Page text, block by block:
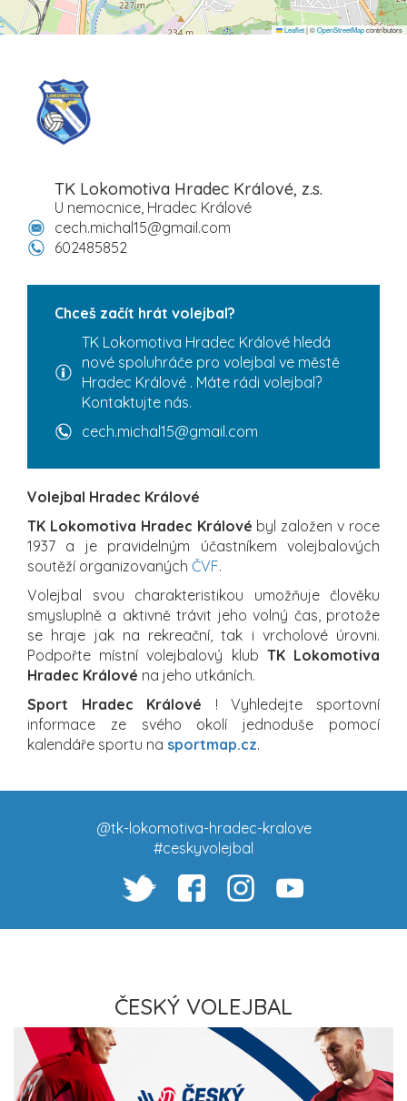
Leaflet|©OpenStreetMapcontributors
TK Lokomotiva Hradec Králové, z.s.
U nemocnice, Hradec Králové
cech.michal15@gmail.com
602485852
Chceš začít hrát volejbal?
TK Lokomotiva Hradec Králové hledá
nové spoluhráče pro volejbal ve městě
Hradec Králové . Máte rádi volejbal?
Kontaktujte nás.
cech.michal15@gmail.com
Volejbal Hradec Králové
TK Lokomotiva Hradec Králové byl založen v roce
1937 a je pravidelným účastníkem volejbalových
soutěží organizovaných ČVF.
Volejbal svou charakteristikou umožňuje člověku
smysluplně a aktivně trávit jeho volný čas, protože
se hraje jak na rekreační, tak i vrcholové úrovni.
Podpořte místní volejbalový klub TK Lokomotiva
Hradec Králové na jeho utkáních.
Sport Hradec Králové ! Vyhledejte sportovní
informace ze svého okolí jednoduše pomocí
kalendáře sportu na sportmap.cz.
@tk-lokomotiva-hradec-kralove
#ceskyvolejbal
ČESKÝ VOLEJBAL